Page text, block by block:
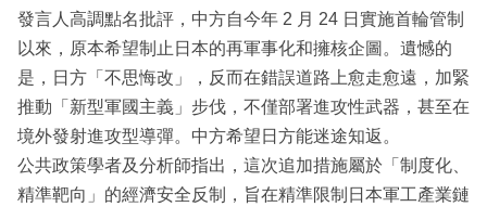
發言人高調點名批評，中方自今年 2 月 24 日實施首輪管制
以來，原本希望制止日本的再軍事化和擁核企圖。遺憾的
是，日方「不思悔改」，反而在錯誤道路上愈走愈遠，加緊
推動「新型軍國主義」步伐，不僅部署進攻性武器，甚至在
境外發射進攻型導彈。中方希望日方能迷途知返。
公共政策學者及分析師指出，這次追加措施屬於「制度化、
精準靶向」的經濟安全反制，旨在精準限制日本軍工產業鏈